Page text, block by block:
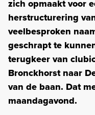
zich opmaakt voor
herstructurering
veelbesproken
geschrapt te
terugkeer van
Bronckhorst naar
van de baan. Dat
maandagavond.